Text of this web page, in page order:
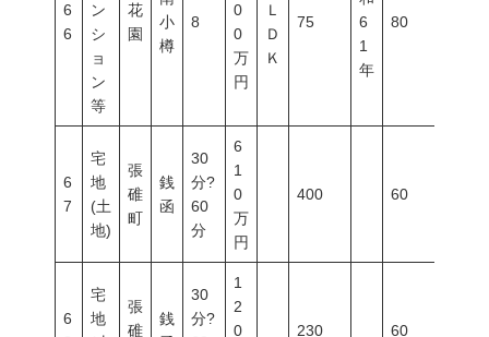
6
6
ン
シ
ョ
ン
等
花
園
小
樽
8
0
0
万
円
Ｌ
Ｄ
Ｋ
75
6
1
年
80
6
7
宅
地
(土
地)
張
碓
町
銭
函
30
分?
60
分
6
1
0
万
円
400 60
6
宅
地
張
碓
銭
30
分?
1
2
0
230 60